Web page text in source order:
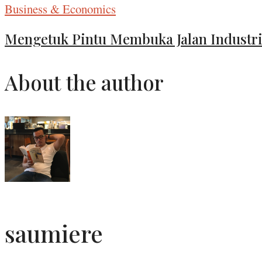
Business & Economics
Mengetuk Pintu Membuka Jalan
About the author
saumiere